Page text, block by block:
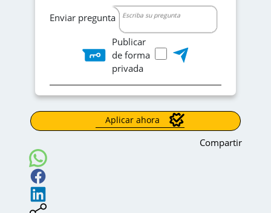
Enviar pregunta
Publicar
de forma
privada
Aplicar ahora
Compartir